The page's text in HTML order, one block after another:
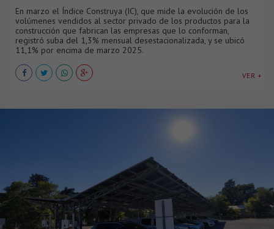
En marzo el Índice Construya (IC), que mide la evolución de los
volúmenes vendidos al sector privado de los productos para la
construcción que fabrican las empresas que lo conforman,
registró suba del 1,3% mensual desestacionalizada, y se ubicó
11,1% por encima de marzo 2025.
VER +